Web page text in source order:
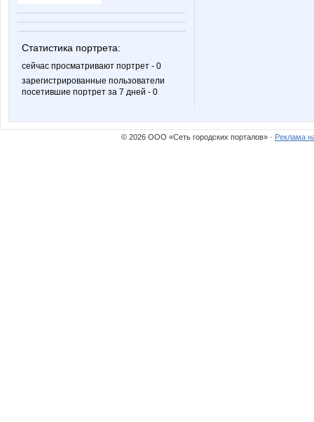
Статистика портрета:
сейчас просматривают портрет - 0
зарегистрированные пользователи
посетившие портрет за 7 дней - 0
© 2026 ООО «Сеть городских порталов» · Реклама